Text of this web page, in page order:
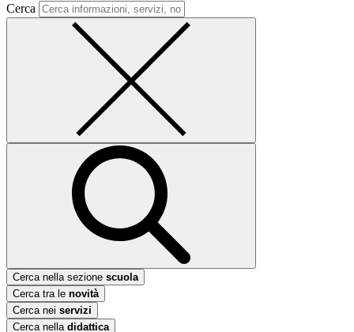
Cerca
Cerca nella sezione scuola
Cerca tra le novità
Cerca nei servizi
Cerca nella didattica